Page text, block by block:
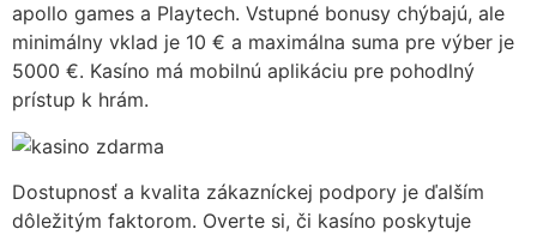
apollo games a Playtech. Vstupné bonusy chýbajú, ale
minimálny vklad je 10 € a maximálna suma pre výber je
5000 €. Kasíno má mobilnú aplikáciu pre pohodlný
prístup k hrám.
Dostupnosť a kvalita zákazníckej podpory je ďalším
dôležitým faktorom. Overte si, či kasíno poskytuje